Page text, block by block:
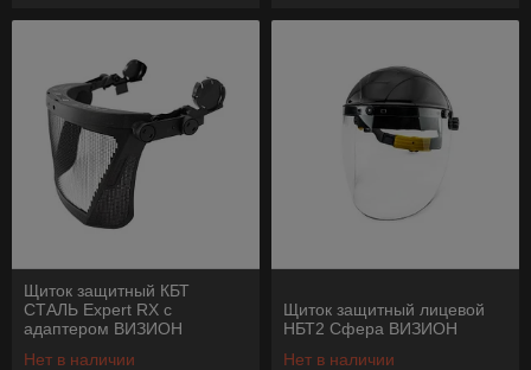
Щиток защитный КБТ
СТАЛЬ Expert RX с
адаптером ВИЗИОН
Нет в наличии
Щиток защитный лицевой
НБТ2 Сфера ВИЗИОН
Нет в наличии